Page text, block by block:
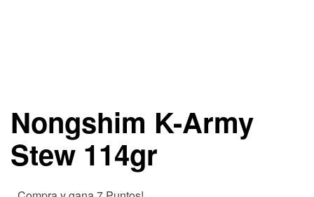
Nongshim K-Army
Stew 114gr